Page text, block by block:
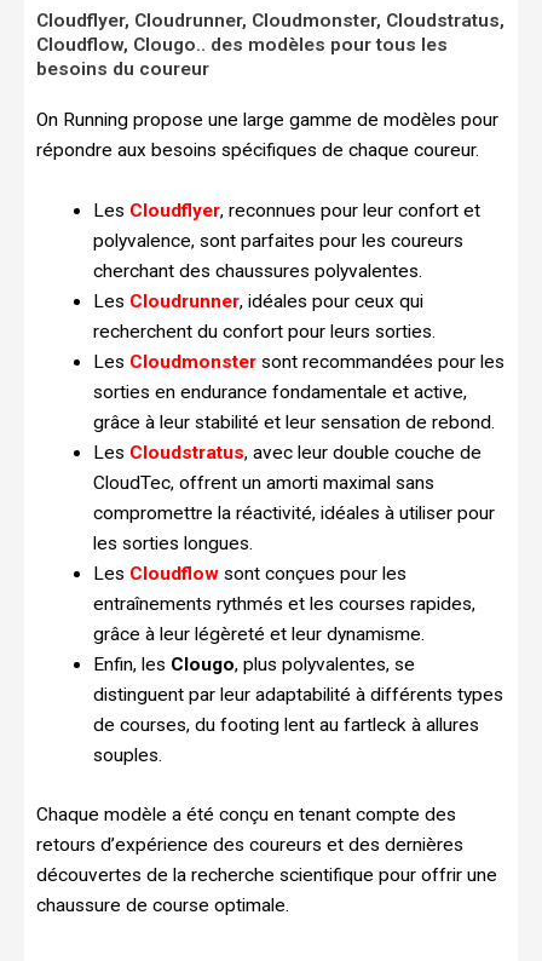
Cloudflyer, Cloudrunner, Cloudmonster, Cloudstratus,
Cloudflow, Clougo.. des modèles pour tous les
besoins du coureur
On Running propose une large gamme de modèles pour
répondre aux besoins spécifiques de chaque coureur.
Les Cloudflyer, reconnues pour leur confort et
polyvalence, sont parfaites pour les coureurs
cherchant des chaussures polyvalentes.
Les Cloudrunner, idéales pour ceux qui
recherchent du confort pour leurs sorties.
Les Cloudmonstersont recommandées pour les
sorties en endurance fondamentale et active,
grâce à leur stabilité et leur sensation de rebond.
Les Cloudstratus, avec leur double couche de
CloudTec, offrent un amorti maximal sans
compromettre la réactivité, idéales à utiliser pour
les sorties longues.
Les Cloudflowsont conçues pour les
entraînements rythmés et les courses rapides,
grâce à leur légèreté et leur dynamisme.
Enfin, les Clougo, plus polyvalentes, se
distinguent par leur adaptabilité à différents types
de courses, du footing lent au fartleck à allures
souples.
Chaque modèle a été conçu en tenant compte des
retours d’expérience des coureurs et des dernières
découvertes de la recherche scientifique pour offrir une
chaussure de course optimale.